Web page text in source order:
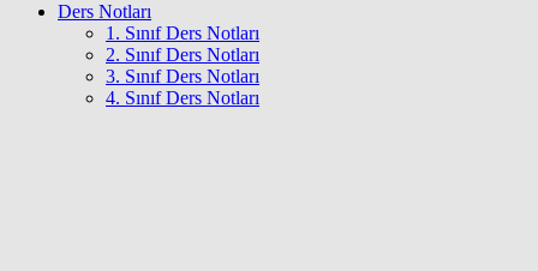
Ders Notları
1. Sınıf Ders Notları
2. Sınıf Ders Notları
3. Sınıf Ders Notları
4. Sınıf Ders Notları